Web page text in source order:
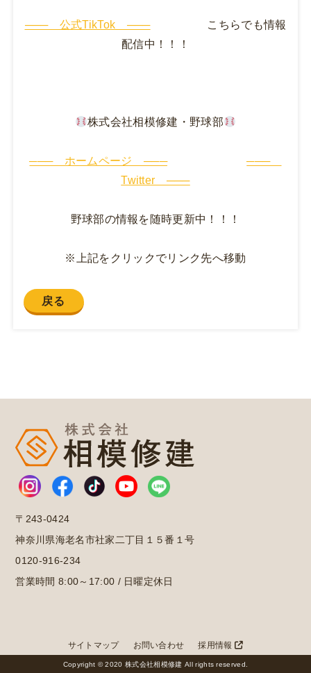
─── 公式TikTok ───こちらでも情報
配信中！！！
株式会社相模修建・野球部
─── ホームページ ───
───
Twitter ───
野球部の情報を随時更新中！！！
※上記をクリックでリンク先へ移動
戻る
〒243-0424
神奈川県海老名市社家二丁目１５番１号
0120-916-234
営業時間 8:00～17:00 / 日曜定休日
サイトマップ お問い合わせ 採用情報
Copyright © 2020 株式会社相模修建 All rights reserved.